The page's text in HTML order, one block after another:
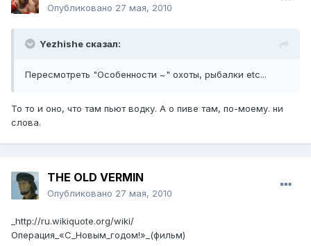
Опубликовано 27 мая, 2010
Yezhishe сказал:
Пересмотреть "Особенности ~" охоты, рыбалки etc...
То то и оно, что там пьют водку. А о пиве там, по-моему. ни
слова.
THE OLD VERMIN
Опубликовано 27 мая, 2010
_http://ru.wikiquote.org/wiki/
Операция_«С_Новым_годом!»_(фильм)